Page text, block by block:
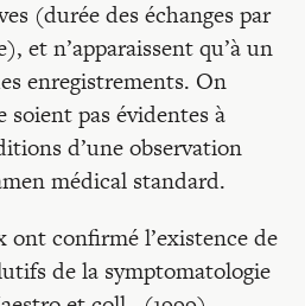
(durée des échanges par
et n’apparaissent qu’à un
enregistrements. On
soient pas évidentes à
d’une observation
médical standard.
ont confirmé l’existence de
de la symptomatologie